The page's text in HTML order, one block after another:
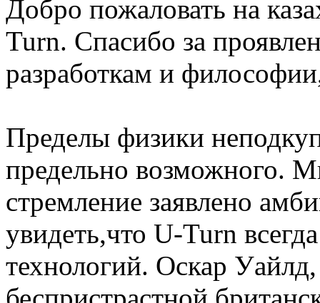
Добро пожаловать на
Turn. Спасибо за
разработкам и
Пределы физики
предельно возможного.
стремление заявлено
увидеть,что U-Turn
технологий. Оскар